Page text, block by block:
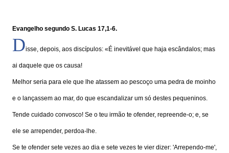
Evangelho segundo S. Lucas 17,1-6.
Disse, depois, aos discípulos: «É inevitável que haja escândalos; mas
ai daquele que os causa!
Melhor seria para ele que lhe atassem ao pescoço uma pedra de moinho
e o lançassem ao mar, do que escandalizar um só destes pequeninos.
Tende cuidado convosco! Se o teu irmão te ofender, repreende-o; e, se
ele se arrepender, perdoa-lhe.
Se te ofender sete vezes ao dia e sete vezes te vier dizer: 'Arrependo-me',